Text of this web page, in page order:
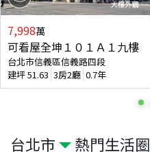
台北市 熱門生活圈
7,998萬
可看屋全坤１０１Ａ１九樓
台北市信義區信義路四段
建坪51.63 3房2廳 0.7年